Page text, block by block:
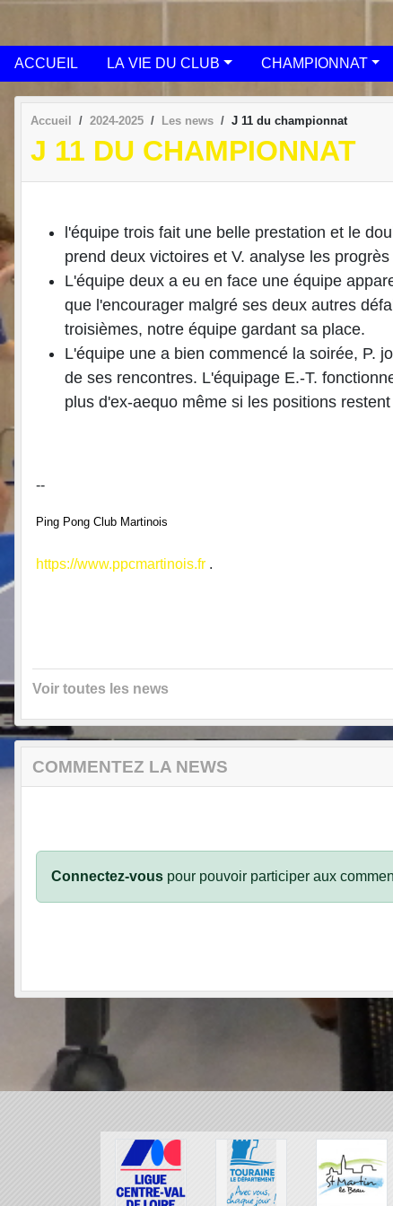
ACCUEIL LA VIE DU CLUB CHAMPIONNAT
Accueil 2024-2025 Les news J 11 du championnat
J 11 DU CHAMPIONNAT
l'équipe trois fait une belle prestation et le
prend deux victoires et V. analyse les
L'équipe deux a eu en face une équipe
que l'encourager malgré ses deux autres
troisièmes, notre équipe gardant sa place.
L'équipe une a bien commencé la soirée, P.
de ses rencontres. L'équipage E.-T.
plus d'ex-aequo même si les positions
--
Ping Pong Club Martinois
https://www.ppcmartinois.fr .
Voir toutes les news
COMMENTEZ LA NEWS
Connectez-vous pour pouvoir participer aux